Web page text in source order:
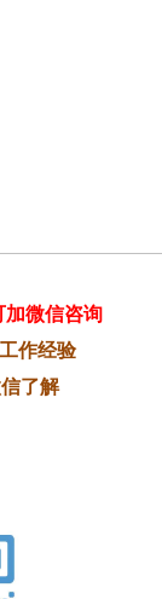
加微信咨询
作经验
了解